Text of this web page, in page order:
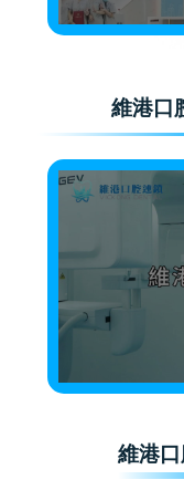
維港口
維港